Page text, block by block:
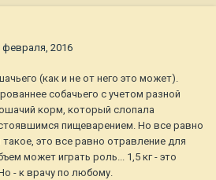
февраля, 2016
(как и не от него это может).
собачьего с учетом разной
корм, который слопала
пищеварением. Но все равно
это все равно отравление для
может играть роль... 1,5 кг - это
- к врачу по любому.